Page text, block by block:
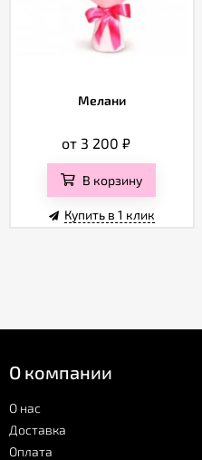
Мелани
от 3 200₽
В корзину
Купить в 1 клик
О компании
О нас
Доставка
Оплата